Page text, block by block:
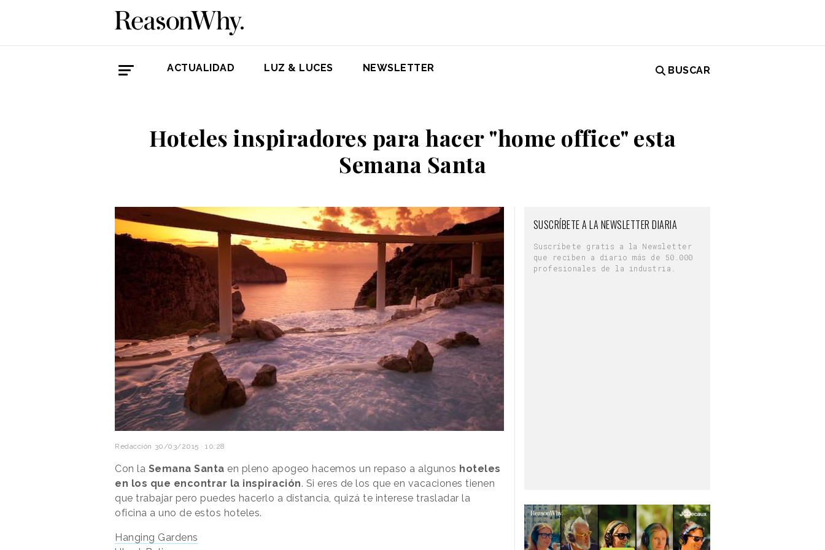
ACTUALIDAD LUZ & LUCES NEWSLETTER BUSCAR
Hoteles inspiradores para hacer "home office" esta
Semana Santa
Redacción 30/03/2015 · 10:28
Con la Semana Santa en pleno apogeo hacemos un repaso a algunos hoteles
en los que encontrar la inspiración. Si eres de los que en vacaciones tienen
que trabajar pero puedes hacerlo a distancia, quizá te interese trasladar la
oficina a uno de estos hoteles.
Hanging Gardens
SUSCRÍBETE A LA NEWSLETTER DIARIA
Suscríbete gratis a la Newsletter
que reciben a diario más de 50.000
profesionales de la industria.